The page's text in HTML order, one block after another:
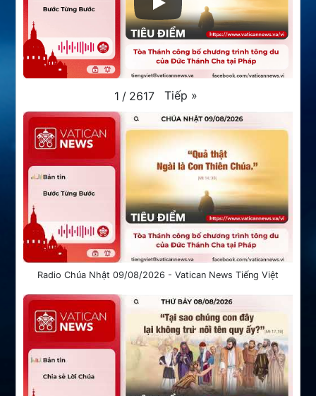
1 / 2617 Tiếp »
Radio Chúa Nhật 09/08/2026 - Vatican News Tiếng Việt